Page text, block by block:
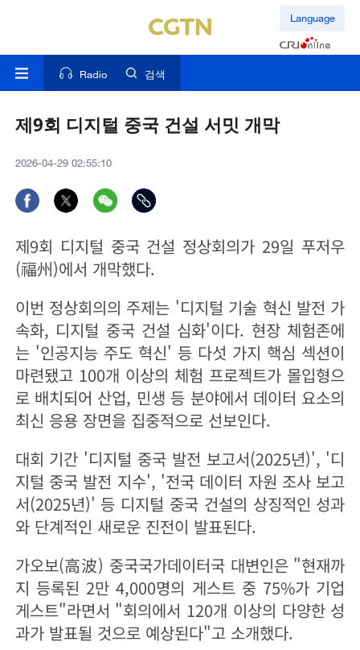
Language
Radio 검색
제9회 디지털 중국 건설 서밋 개막
2026-04-29 02:55:10
제9회 디지털 중국 건설 정상회의가 29일 푸저우
(福州)에서 개막했다.
이번 정상회의의 주제는 '디지털 기술 혁신 발전 가
속화, 디지털 중국 건설 심화'이다. 현장 체험존에
는 '인공지능 주도 혁신' 등 다섯 가지 핵심 섹션이
마련됐고 100개 이상의 체험 프로젝트가 몰입형으
로 배치되어 산업, 민생 등 분야에서 데이터 요소의
최신 응용 장면을 집중적으로 선보인다.
대회 기간 '디지털 중국 발전 보고서(2025년)', '디
지털 중국 발전 지수', '전국 데이터 자원 조사 보고
서(2025년)' 등 디지털 중국 건설의 상징적인 성과
와 단계적인 새로운 진전이 발표된다.
가오보(高波) 중국국가데이터국 대변인은 "현재까
지 등록된 2만 4,000명의 게스트 중 75%가 기업
게스트"라면서 "회의에서 120개 이상의 다양한 성
과가 발표될 것으로 예상된다"고 소개했다.